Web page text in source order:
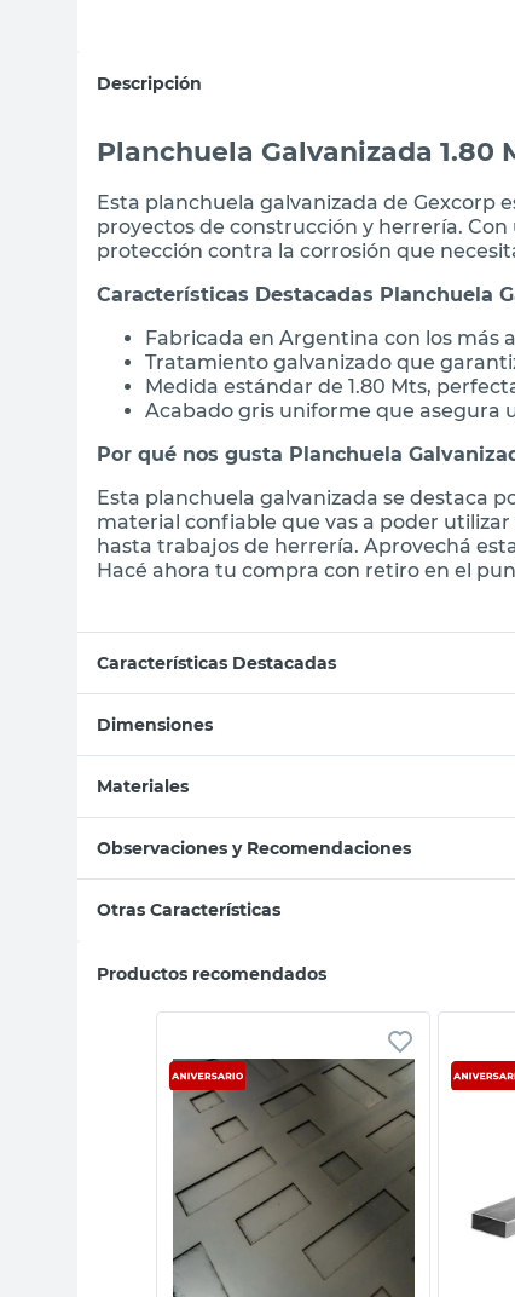
Descripción
Planchuela Galvanizada 1.80
Esta planchuela galvanizada de Gexcorp
proyectos de construcción y herrería.
protección contra la corrosión que
Características Destacadas Planchuela
Fabricada en Argentina con los más
Tratamiento galvanizado que
Medida estándar de 1.80 Mts,
Acabado gris uniforme que asegura
Por qué nos gusta Planchuela
Esta planchuela galvanizada se destaca
material confiable que vas a poder
hasta trabajos de herrería. Aprovechá
Hacé ahora tu compra con retiro en el
Características Destacadas
Dimensiones
Materiales
Observaciones y Recomendaciones
Otras Características
Productos recomendados
Vista rápida